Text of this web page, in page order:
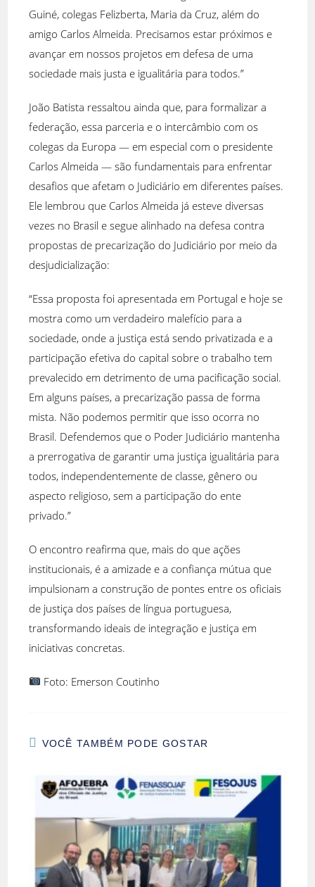
Guiné, colegas Felizberta, Maria da Cruz, além do
amigo Carlos Almeida. Precisamos estar próximos e
avançar em nossos projetos em defesa de uma
sociedade mais justa e igualitária para todos.”
João Batista ressaltou ainda que, para formalizar a
federação, essa parceria e o intercâmbio com os
colegas da Europa — em especial com o presidente
Carlos Almeida — são fundamentais para enfrentar
desafios que afetam o Judiciário em diferentes países.
Ele lembrou que Carlos Almeida já esteve diversas
vezes no Brasil e segue alinhado na defesa contra
propostas de precarização do Judiciário por meio da
desjudicialização:
“Essa proposta foi apresentada em Portugal e hoje se
mostra como um verdadeiro malefício para a
sociedade, onde a justiça está sendo privatizada e a
participação efetiva do capital sobre o trabalho tem
prevalecido em detrimento de uma pacificação social.
Em alguns países, a precarização passa de forma
mista. Não podemos permitir que isso ocorra no
Brasil. Defendemos que o Poder Judiciário mantenha
a prerrogativa de garantir uma justiça igualitária para
todos, independentemente de classe, gênero ou
aspecto religioso, sem a participação do ente
privado.”
O encontro reafirma que, mais do que ações
institucionais, é a amizade e a confiança mútua que
impulsionam a construção de pontes entre os oficiais
de justiça dos países de língua portuguesa,
transformando ideais de integração e justiça em
iniciativas concretas.
Foto: Emerson Coutinho
VOCÊ TAMBÉM PODE GOSTAR